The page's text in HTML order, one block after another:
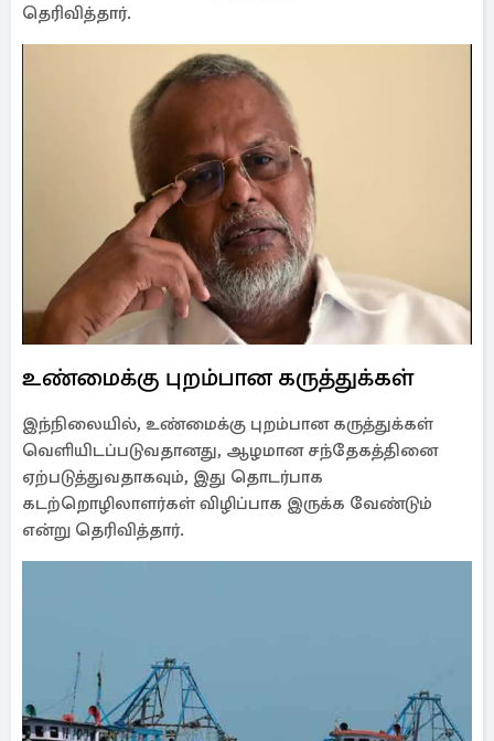
தெரிவித்தார்.
உண்மைக்கு புறம்பான கருத்துக்கள்
இந்நிலையில், உண்மைக்கு புறம்பான கருத்துக்கள்
வெளியிடப்படுவதானது, ஆழமான சந்தேகத்தினை
ஏற்படுத்துவதாகவும், இது தொடர்பாக
கடற்றொழிலாளர்கள் விழிப்பாக இருக்க வேண்டும்
என்று தெரிவித்தார்.